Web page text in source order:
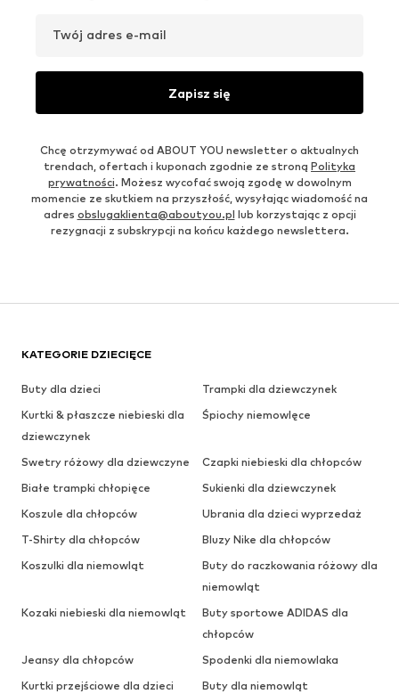
Twój adres e-mail
Zapisz się
Chcę otrzymywać od ABOUT YOU newsletter o aktualnych
trendach, ofertach i kuponach zgodnie ze stroną Polityka
prywatności. Możesz wycofać swoją zgodę w dowolnym
momencie ze skutkiem na przyszłość, wysyłając wiadomość na
adres obslugaklienta@aboutyou.pl lub korzystając z opcji
rezygnacji z subskrypcji na końcu każdego newslettera.
KATEGORIE DZIECIĘCE
Buty dla dzieci
Trampki dla dziewczynek
Kurtki & płaszcze niebieski dla
dziewczynek
Śpiochy niemowlęce
Swetry różowy dla dziewczyne
Czapki niebieski dla chłopców
Białe trampki chłopięce
Sukienki dla dziewczynek
Koszule dla chłopców
Ubrania dla dzieci wyprzedaż
T-Shirty dla chłopców
Bluzy Nike dla chłopców
Koszulki dla niemowląt
Buty do raczkowania różowy dla
niemowląt
Kozaki niebieski dla niemowląt
Buty sportowe ADIDAS dla
chłopców
Jeansy dla chłopców
Spodenki dla niemowlaka
Kurtki przejściowe dla dzieci
Buty dla niemowląt